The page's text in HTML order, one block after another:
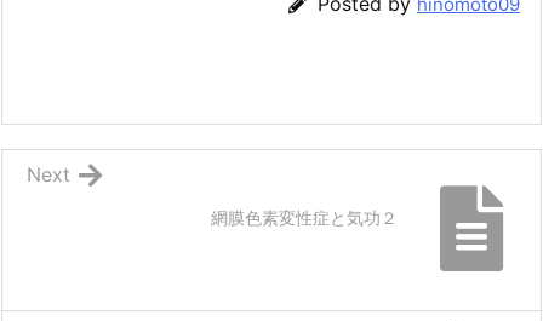
網膜色素変性症と気功２
Next